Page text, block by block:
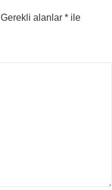
Gerekli alanlar * ile